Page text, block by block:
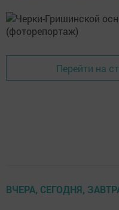
Перейти на
ВЧЕРА, СЕГОДНЯ,